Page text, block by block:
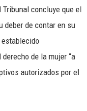
concluye que el
deber de contar en su
de la mujer “a
autorizados por el